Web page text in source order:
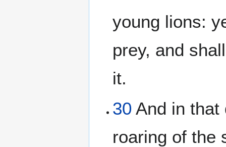
young lions:
prey, and
it.
30 And in that
roaring of the